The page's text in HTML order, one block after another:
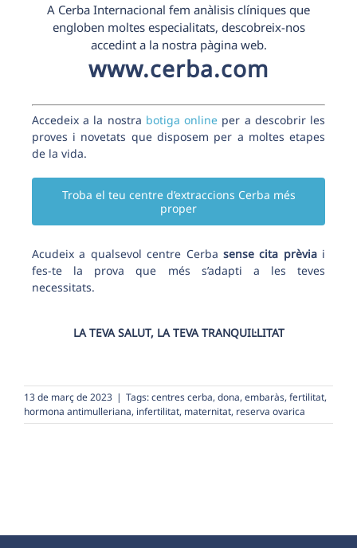
A Cerba Internacional fem anàlisis clíniques que
engloben moltes especialitats, descobreix-nos
accedint a la nostra pàgina web.
www.cerba.com
Accedeix a la nostra botiga online per a descobrir les
proves i novetats que disposem per a moltes etapes
de la vida.
Troba el teu centre d’extraccions Cerba més
proper
Acudeix a qualsevol centre Cerba sense cita prèviai
fes-te la prova que més s’adapti a les teves
necessitats.
LA TEVA SALUT, LA TEVA TRANQUIL·LITAT
13 de març de 2023 | Tags:centres cerba, dona, embaràs, fertilitat,
hormona antimulleriana, infertilitat, maternitat, reserva ovarica